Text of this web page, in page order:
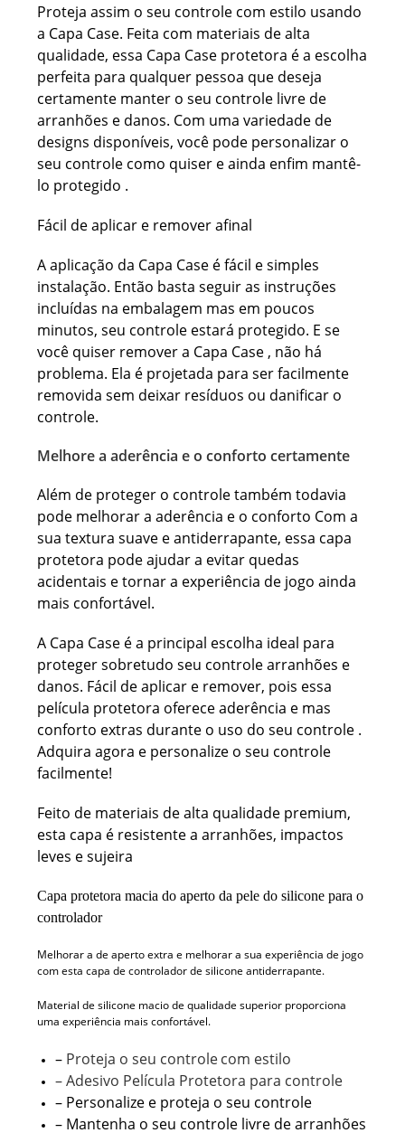
Proteja assim o seu controle com estilo usando
a Capa Case. Feita com materiais de alta
qualidade, essa Capa Case protetora é a escolha
perfeita para qualquer pessoa que deseja
certamente manter o seu controle livre de
arranhões e danos. Com uma variedade de
designs disponíveis, você pode personalizar o
seu controle como quiser e ainda enfim mantê-
lo protegido .
Fácil de aplicar e remover afinal
A aplicação da Capa Case é fácil e simples
instalação. Então basta seguir as instruções
incluídas na embalagem mas em poucos
minutos, seu controle estará protegido. E se
você quiser remover a Capa Case , não há
problema. Ela é projetada para ser facilmente
removida sem deixar resíduos ou danificar o
controle.
Melhore a aderência e o conforto certamente
Além de proteger o controle também todavia
pode melhorar a aderência e o conforto Com a
sua textura suave e antiderrapante, essa capa
protetora pode ajudar a evitar quedas
acidentais e tornar a experiência de jogo ainda
mais confortável.
A Capa Case é a principal escolha ideal para
proteger sobretudo seu controle arranhões e
danos. Fácil de aplicar e remover, pois essa
película protetora oferece aderência e mas
conforto extras durante o uso do seu controle .
Adquira agora e personalize o seu controle
facilmente!
Feito de materiais de alta qualidade premium,
esta capa é resistente a arranhões, impactos
leves e sujeira
Capa protetora macia do aperto da pele do silicone para o
controlador
Melhorar a de aperto extra e melhorar a sua experiência de jogo
com esta capa de controlador de silicone antiderrapante.
Material de silicone macio de qualidade superior proporciona
uma experiência mais confortável.
– Proteja o seu controlecom estilo
– Adesivo Película Protetora para controle
– Personalize e proteja o seu controle
– Mantenha o seu controle livre de arranhões